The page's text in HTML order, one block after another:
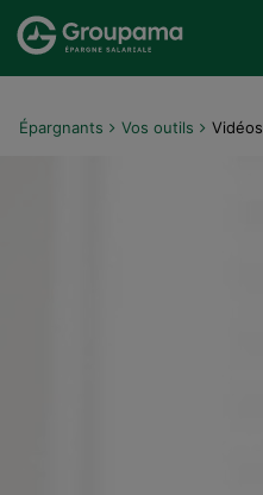
Aller au menu
Aller au contenu
Épargnants Vos outils Vidéos